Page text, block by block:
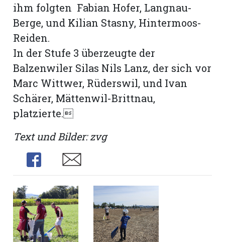
ihm folgten Fabian Hofer, Langnau-
Berge, und Kilian Stasny, Hintermoos-
Reiden.
In der Stufe 3 überzeugte der
Balzenwiler Silas Nils Lanz, der sich vor
Marc Wittwer, Rüderswil, und Ivan
Schärer, Mättenwil-Brittnau,
platzierte.
Text und Bilder: zvg
Share
Share